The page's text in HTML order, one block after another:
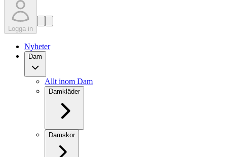
Logga in
Nyheter
Dam
Allt inom Dam
Damkläder
Damskor